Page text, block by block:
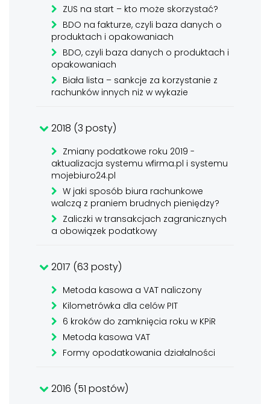
ZUS na start – kto może skorzystać?
BDO na fakturze, czyli baza danych o
produktach i opakowaniach
BDO, czyli baza danych o produktach i
opakowaniach
Biała lista – sankcje za korzystanie z
rachunków innych niż w wykazie
2018 (3 posty)
Zmiany podatkowe roku 2019 -
aktualizacja systemu wfirma.pl i systemu
mojebiuro24.pl
W jaki sposób biura rachunkowe
walczą z praniem brudnych pieniędzy?
Zaliczki w transakcjach zagranicznych
a obowiązek podatkowy
2017 (63 posty)
Metoda kasowa a VAT naliczony
Kilometrówka dla celów PIT
6 kroków do zamknięcia roku w KPiR
Metoda kasowa VAT
Formy opodatkowania działalności
2016 (51 postów)